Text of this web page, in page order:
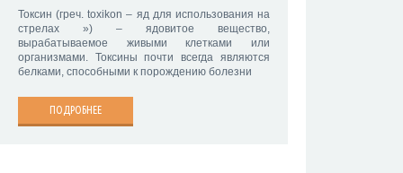
Токсин (греч. toxikon – яд для использования на
стрелах ») – ядовитое вещество,
вырабатываемое живыми клетками или
организмами. Токсины почти всегда являются
белками, способными к порождению болезни
ПОДРОБНЕЕ